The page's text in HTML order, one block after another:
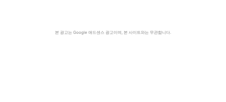
본 광고는 Google 애드센스 광고이며, 본 사이트와는 무관합니다.